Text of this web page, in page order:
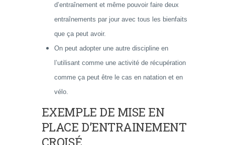
d’entraînement et même pouvoir faire deux
entraînements par jour avec tous les bienfaits
que ça peut avoir.
On peut adopter une autre discipline en
l’utilisant comme une activité de récupération
comme ça peut être le cas en natation et en
vélo.
EXEMPLE DE MISE EN
PLACE D’ENTRAINEMENT